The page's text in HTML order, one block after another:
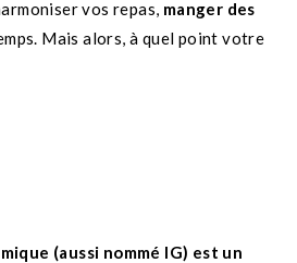
vos repas, manger des
Mais alors, à quel point votre
(aussi nommé IG) est un